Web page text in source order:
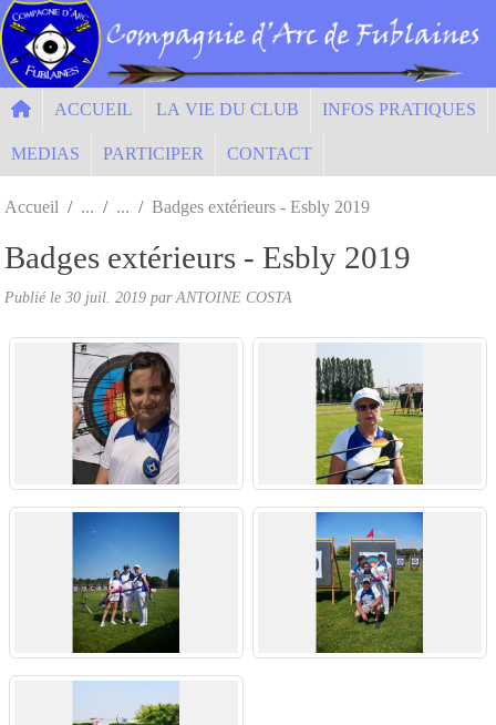
ACCUEIL LA VIE DU CLUB INFOS PRATIQUES
MEDIAS PARTICIPER CONTACT
Accueil Badges extérieurs - Esbly 2019
Badges extérieurs - Esbly 2019
Publié le 30 juil. 2019 par ANTOINE COSTA
Panneau de gestion des cookies